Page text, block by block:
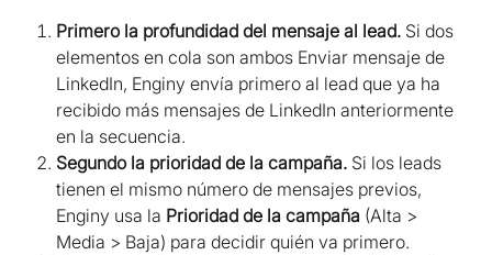
Primero la profundidad del mensaje al lead. Si dos
elementos en cola son ambos Enviar mensaje de
LinkedIn, Enginy envía primero al lead que ya ha
recibido más mensajes de LinkedIn anteriormente
en la secuencia.
Segundo la prioridad de la campaña. Si los leads
tienen el mismo número de mensajes previos,
Enginy usa la Prioridad de la campaña (Alta >
Media > Baja) para decidir quién va primero.